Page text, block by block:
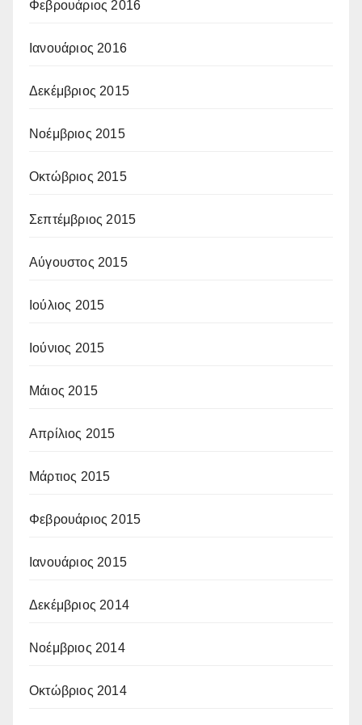
Φεβρουάριος 2016
Ιανουάριος 2016
Δεκέμβριος 2015
Νοέμβριος 2015
Οκτώβριος 2015
Σεπτέμβριος 2015
Αύγουστος 2015
Ιούλιος 2015
Ιούνιος 2015
Μάιος 2015
Απρίλιος 2015
Μάρτιος 2015
Φεβρουάριος 2015
Ιανουάριος 2015
Δεκέμβριος 2014
Νοέμβριος 2014
Οκτώβριος 2014